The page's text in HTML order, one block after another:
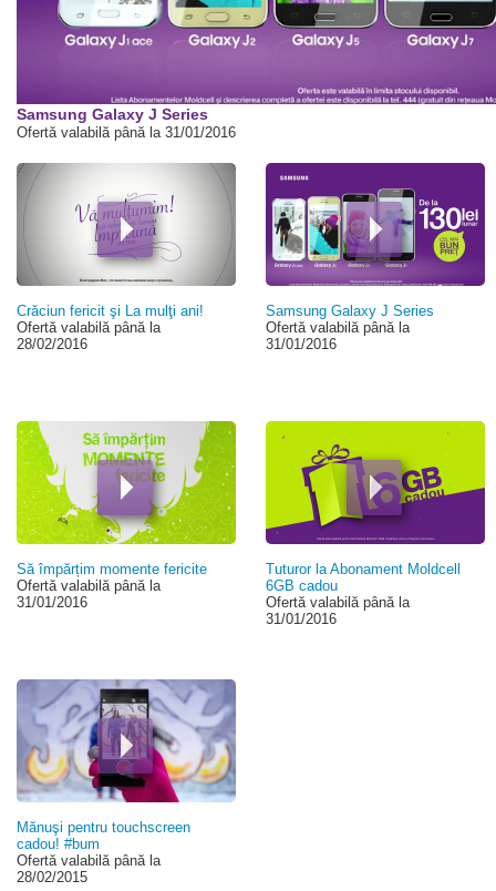
Samsung Galaxy J Series
Ofertă valabilă până la 31/01/2016
Crăciun fericit şi La mulţi ani!
Ofertă valabilă până la
28/02/2016
Samsung Galaxy J Series
Ofertă valabilă până la
31/01/2016
Să împărțim momente fericite
Ofertă valabilă până la
31/01/2016
Tuturor la Abonament Moldcell
6GB cadou
Ofertă valabilă până la
31/01/2016
Mănuşi pentru touchscreen
cadou! #bum
Ofertă valabilă până la
28/02/2015